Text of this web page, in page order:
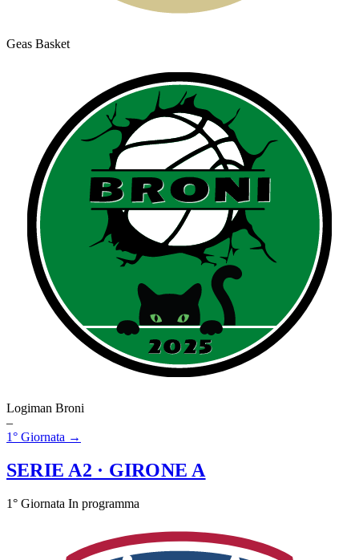
Geas Basket
Logiman Broni
–
1° Giornata →
SERIE A2 · GIRONE A
1° Giornata In programma